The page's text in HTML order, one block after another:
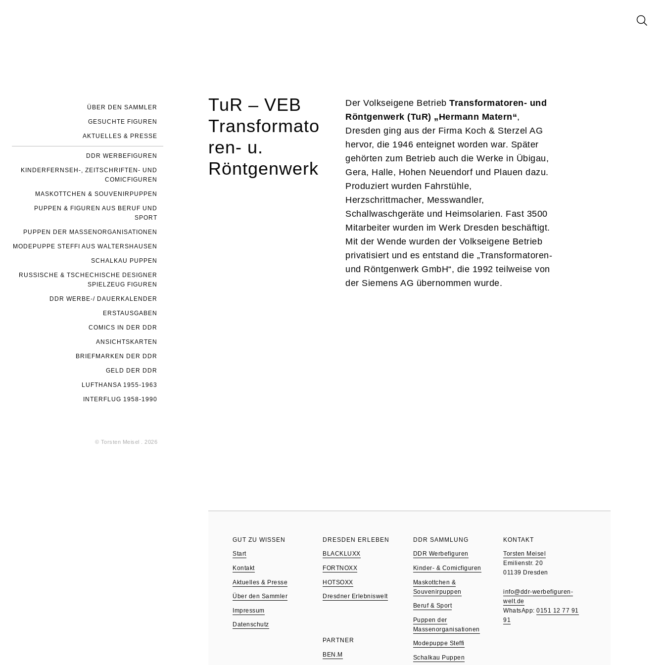
ÜBER DEN SAMMLER
GESUCHTE FIGUREN
AKTUELLES & PRESSE
DDR WERBEFIGUREN
KINDERFERNSEH-, ZEITSCHRIFTEN- UND
COMICFIGUREN
MASKOTTCHEN & SOUVENIRPUPPEN
PUPPEN & FIGUREN AUS BERUF UND
SPORT
PUPPEN DER MASSENORGANISATIONEN
MODEPUPPE STEFFI AUS WALTERSHAUSEN
SCHALKAU PUPPEN
RUSSISCHE & TSCHECHISCHE DESIGNER
SPIELZEUG FIGUREN
DDR WERBE-/ DAUERKALENDER
ERSTAUSGABEN
COMICS IN DER DDR
ANSICHTSKARTEN
BRIEFMARKEN DER DDR
GELD DER DDR
LUFTHANSA 1955-1963
INTERFLUG 1958-1990
© Torsten Meisel . 2026
TuR – VEB
Transformato
ren- u.
Röntgenwerk
Der Volkseigene BetriebTransformatoren- und
Röntgenwerk (TuR) „Hermann Matern“,
Dresden ging aus der Firma Koch & Sterzel AG
hervor, die 1946 enteignet worden war. Später
gehörten zum Betrieb auch die Werke in Übigau,
Gera, Halle, Hohen Neuendorf und Plauen dazu.
Produziert wurden Fahrstühle,
Herzschrittmacher, Messwandler,
Schallwaschgeräte und Heimsolarien. Fast 3500
Mitarbeiter wurden im Werk Dresden beschäftigt.
Mit der Wende wurden der Volkseigene Betrieb
privatisiert und es entstand die „Transformatoren-
und Röntgenwerk GmbH“, die 1992 teilweise von
der Siemens AG übernommen wurde.
GUT ZU WISSEN
Start
Kontakt
Aktuelles & Presse
Über den Sammler
Impressum
Datenschutz
DRESDEN ERLEBEN
BLACKLUXX
FORTNOXX
HOTSOXX
Dresdner Erlebniswelt
PARTNER
BEN.M
DDR SAMMLUNG
DDR Werbefiguren
Kinder- & Comicfiguren
Maskottchen &
Souvenirpuppen
Beruf & Sport
Puppen der
Massenorganisationen
Modepuppe Steffi
Schalkau Puppen
KONTAKT
Torsten Meisel
Emilienstr. 20
01139 Dresden
info@ddr-werbefiguren-
welt.de
WhatsApp:0151 12 77 91
91